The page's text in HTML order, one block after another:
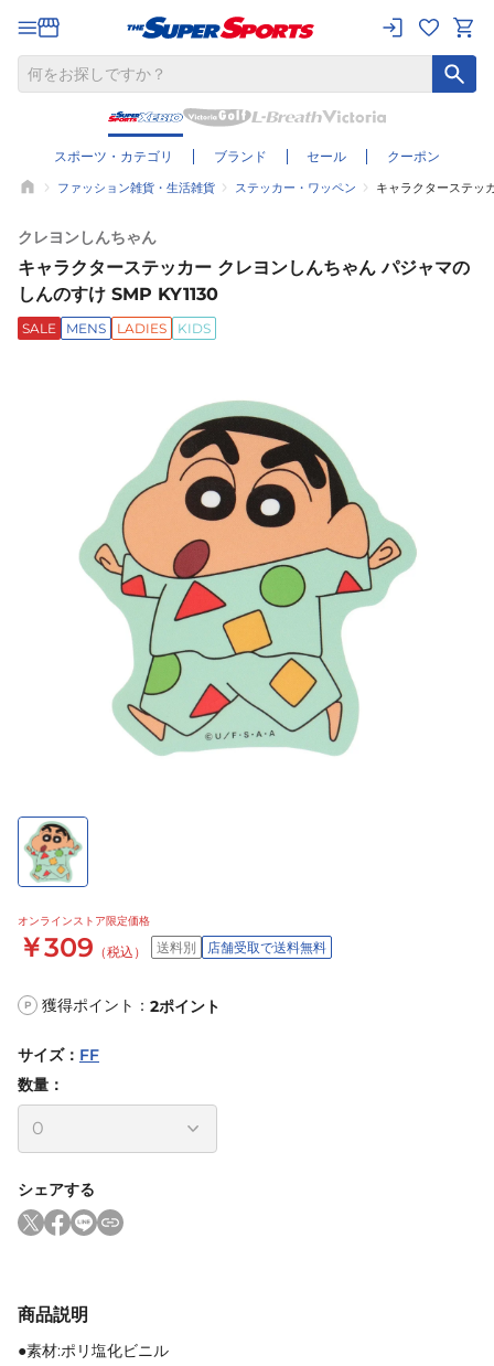
スポーツ・カテゴリ ブランド セール クーポン
ファッション雑貨・生活雑貨 ステッカー・ワッペン キャラクターステッ
クレヨンしんちゃん
キャラクターステッカー クレヨンしんちゃん パジャマの
しんのすけ SMP KY1130
SALE MENS LADIES KIDS
オンラインストア限定価格
￥309 （税込） 送料別 店舗受取で送料無料
P 獲得ポイント： 2ポイント
サイズ： FF
数量：
シェアする
商品説明
●素材:ポリ塩化ビニル